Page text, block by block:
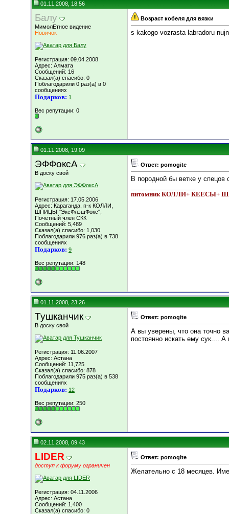
01.11.2008, 18:56
Балу
МимолЕтное видение
Новичок
Регистрация: 09.04.2008
Адрес: Алмата
Сообщений: 16
Сказал(а) спасибо: 0
Поблагодарили 0 раз(а) в 0
сообщениях
Подарков: 1
Вес репутации: 0
Возраст кобеля для вязки
s kakogo vozrasta labradoru
01.11.2008, 19:09
ЭФФоксА
В доску свой
Регистрация: 17.05.2006
Адрес: Караганда, п-к КОЛЛИ,
ШПИЦЫ "ЭксФлэшФокс",
Почетный член СКК
Сообщений: 5,489
Сказал(а) спасибо: 1,030
Поблагодарили 976 раз(а) в 738
сообщениях
Подарков: 9
Вес репутации: 148
Ответ: pomogite
В породной бы ветке у спецов
питомник КОЛЛИ+ КЕЕСЫ+
01.11.2008, 23:26
Тушканчик
В доску свой
Регистрация: 11.06.2007
Адрес: Астана
Сообщений: 11,725
Сказал(а) спасибо: 878
Поблагодарили 975 раз(а) в 538
сообщениях
Подарков: 12
Вес репутации: 250
Ответ: pomogite
А вы уверены, что она точно
постоянно искать ему сук....
02.11.2008, 09:43
LIDER
доступ к форуму ограничен
Регистрация: 04.11.2006
Адрес: Астана
Сообщений: 1,400
Сказал(а) спасибо: 0
Ответ: pomogite
Желательно с 18 месяцев.